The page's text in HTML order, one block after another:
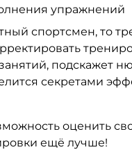
упражнений
спортсмен, то
подскажет
секретами
оценить
ещё лучше!